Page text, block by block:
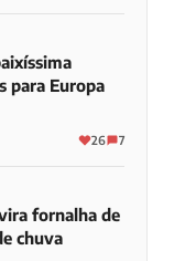
para Europa
26 7
fornalha de
chuva